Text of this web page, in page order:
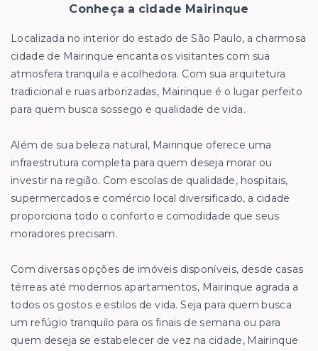
Conheça a cidade Mairinque
Localizada no interior do estado de São Paulo, a charmosa
cidade de Mairinque encanta os visitantes com sua
atmosfera tranquila e acolhedora. Com sua arquitetura
tradicional e ruas arborizadas, Mairinque é o lugar perfeito
para quem busca sossego e qualidade de vida.
Além de sua beleza natural, Mairinque oferece uma
infraestrutura completa para quem deseja morar ou
investir na região. Com escolas de qualidade, hospitais,
supermercados e comércio local diversificado, a cidade
proporciona todo o conforto e comodidade que seus
moradores precisam.
Com diversas opções de imóveis disponíveis, desde casas
térreas até modernos apartamentos, Mairinque agrada a
todos os gostos e estilos de vida. Seja para quem busca
um refúgio tranquilo para os finais de semana ou para
quem deseja se estabelecer de vez na cidade, Mairinque